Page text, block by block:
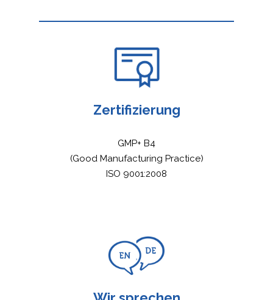
Zertifizierung
GMP+ B4
(Good Manufacturing Practice)
ISO 9001:2008